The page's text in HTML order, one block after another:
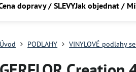
dopravy / SLEVYJak objednat /
Úvod PODLAHY VINYLOVÉ podlahy